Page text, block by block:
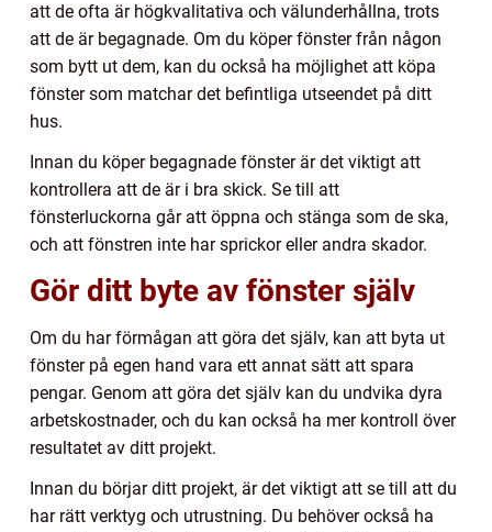
att de ofta är högkvalitativa och välunderhållna, trots
att de är begagnade. Om du köper fönster från någon
som bytt ut dem, kan du också ha möjlighet att köpa
fönster som matchar det befintliga utseendet på ditt
hus.
Innan du köper begagnade fönster är det viktigt att
kontrollera att de är i bra skick. Se till att
fönsterluckorna går att öppna och stänga som de ska,
och att fönstren inte har sprickor eller andra skador.
Gör ditt byte av fönster själv
Om du har förmågan att göra det själv, kan att byta ut
fönster på egen hand vara ett annat sätt att spara
pengar. Genom att göra det själv kan du undvika dyra
arbetskostnader, och du kan också ha mer kontroll över
resultatet av ditt projekt.
Innan du börjar ditt projekt, är det viktigt att se till att du
har rätt verktyg och utrustning. Du behöver också ha